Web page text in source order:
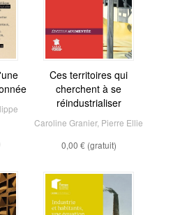
Ces territoires qui
cherchent à se
réindustrialiser
Caroline Granier, Pierre Ellie
0,00 € (gratuit)